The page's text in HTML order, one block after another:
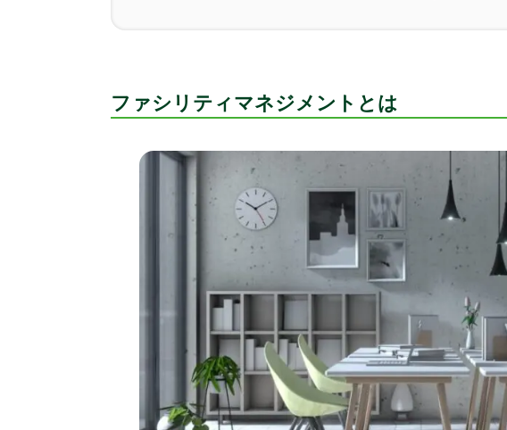
ファシリティマネジメントとは